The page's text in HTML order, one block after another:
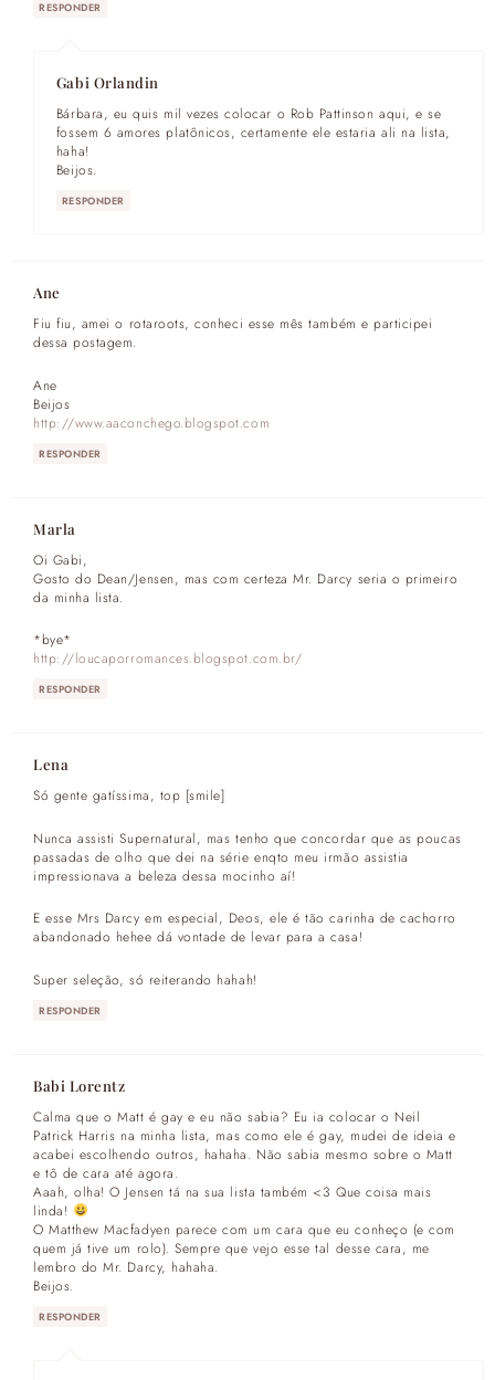
RESPONDER
Gabi Orlandin
Bárbara, eu quis mil vezes colocar o Rob Pattinson aqui, e se
fossem 6 amores platônicos, certamente ele estaria ali na lista,
haha!
Beijos.
RESPONDER
Ane
Fiu fiu, amei o rotaroots, conheci esse mês também e participei
dessa postagem.
Ane
Beijos
http://www.aaconchego.blogspot.com
RESPONDER
Marla
Oi Gabi,
Gosto do Dean/Jensen, mas com certeza Mr. Darcy seria o primeiro
da minha lista.
*bye*
http://loucaporromances.blogspot.com.br/
RESPONDER
Lena
Só gente gatíssima, top [smile]
Nunca assisti Supernatural, mas tenho que concordar que as poucas
passadas de olho que dei na série enqto meu irmão assistia
impressionava a beleza dessa mocinho aí!
E esse Mrs Darcy em especial, Deos, ele é tão carinha de cachorro
abandonado hehee dá vontade de levar para a casa!
Super seleção, só reiterando hahah!
RESPONDER
Babi Lorentz
Calma que o Matt é gay e eu não sabia? Eu ia colocar o Neil
Patrick Harris na minha lista, mas como ele é gay, mudei de ideia e
acabei escolhendo outros, hahaha. Não sabia mesmo sobre o Matt
e tô de cara até agora.
Aaah, olha! O Jensen tá na sua lista também <3 Que coisa mais
linda!
O Matthew Macfadyen parece com um cara que eu conheço (e com
quem já tive um rolo). Sempre que vejo esse tal desse cara, me
lembro do Mr. Darcy, hahaha.
Beijos.
RESPONDER